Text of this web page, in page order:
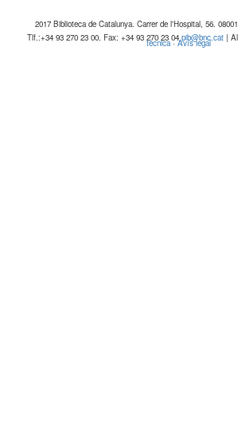
2017 Biblioteca de Catalunya. Carrer de l'Hospital, 56.
Tlf.:+34 93 270 23 00. Fax: +34 93 270 23 04pib@bnc.cat |
tècnica· Avís legal